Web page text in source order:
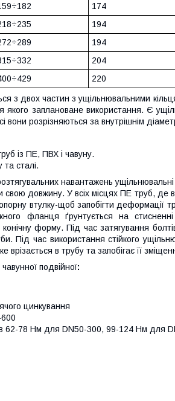
÷182 174
÷235 194
÷289 194
÷332 204
÷429 220
з двох частин з ущільнювальними
якого заплановане використання. Є
вони розрізняються за внутрішнім
із ПЕ, ПВХ і чавуну.
та сталі.
навантажень
довжину. У всіх місцях ПЕ труб, де
втулку-щоб запобігти деформації
фланця ґрунтується на
форму. Під час затягування
Під час використання стійкого
врізається в трубу та запобігає її
подвійної:
цинкування
62-78 Нм для DN50-300, 99-124 Нм для